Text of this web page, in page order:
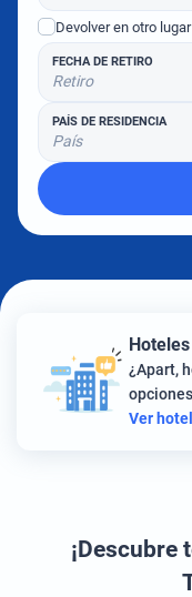
Devolver en otro lugar
FECHA DE RETIRO
Retiro
PAÍS DE RESIDENCIA
País
Hoteles
¿Apart,
Ver
¡Descubre